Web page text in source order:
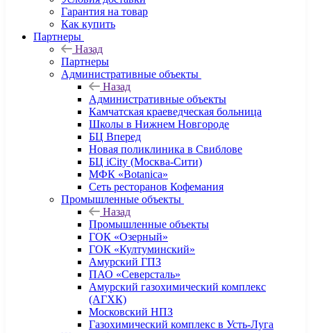
Гарантия на товар
Как купить
Партнеры
Назад
Партнеры
Административные объекты
Назад
Административные объекты
Камчатская краеведческая больница
Школы в Нижнем Новгороде
БЦ Вперед
Новая поликлиника в Свиблове
БЦ iCity (Москва-Сити)
МФК «Botanica»
Сеть ресторанов Кофемания
Промышленные объекты
Назад
Промышленные объекты
ГОК «Озерный»
ГОК «Култуминский»
Амурский ГПЗ
ПАО «Северсталь»
Амурский газохимический комплекс
(АГХК)
Московский НПЗ
Газохимический комплекс в Усть-Луга